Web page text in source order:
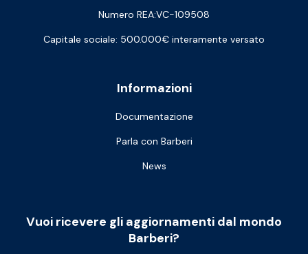
Informazioni
Documentazione
Parla con Barberi
News
Numero REA:VC-109508
Capitale sociale: 500.000€ interamente versato
Vuoi ricevere gli aggiornamenti dal mondo
Barberi?